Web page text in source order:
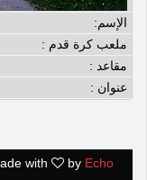
الإسم:
ملعب كرة قدم :
مقاعد :
عنوان :
with by Echo